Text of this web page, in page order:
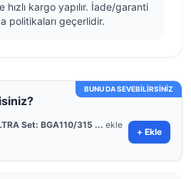
kargo yapılır. İade/garanti
politikaları geçerlidir.
BUNU DA SEVEBİLİRSİNİZ
Set: BGA110/315 ... ekle
+ Ekle